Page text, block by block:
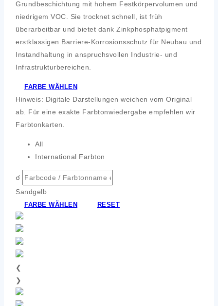
Grundbeschichtung mit hohem Festkörpervolumen und
niedrigem VOC. Sie trocknet schnell, ist früh
überarbeitbar und bietet dank Zinkphosphatpigment
erstklassigen Barriere-Korrosionsschutz für Neubau und
Instandhaltung in anspruchsvollen Industrie- und
Infrastrukturbereichen.
FARBE WÄHLEN
Hinweis: Digitale Darstellungen weichen vom Original
ab. Für eine exakte Farbtonwiedergabe empfehlen wir
Farbtonkarten.
All
International Farbton
☌
Sandgelb
FARBE WÄHLEN RESET
❮
❯